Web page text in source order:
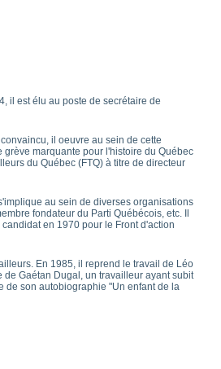
il est élu au poste de secrétaire de
il oeuvre au sein de cette
marquante pour l'histoire du Québec
du Québec (FTQ) à titre de directeur
au sein de diverses organisations
fondateur du Parti Québécois, etc. Il
en 1970 pour le Front d'action
En 1985, il reprend le travail de Léo
Gaétan Dugal, un travailleur ayant subit
de son autobiographie "Un enfant de la